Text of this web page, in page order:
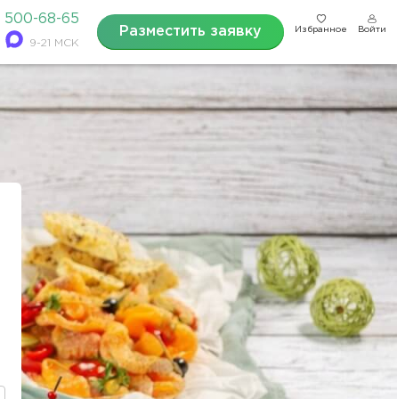
68-65
9-21 МСК
Разместить заявку Избранное Войти